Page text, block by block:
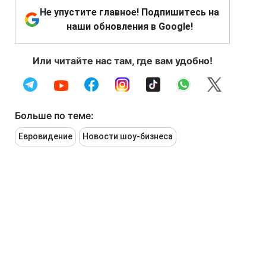
Не упустите главное! Подпишитесь на
наши обновления в Google!
Или читайте нас там, где вам удобно!
Больше по теме:
Евровидение Новости шоу-бизнеса